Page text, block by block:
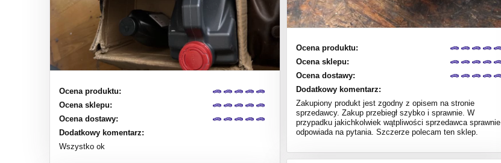
Ocena produktu:
Ocena sklepu:
Ocena dostawy:
Dodatkowy komentarz:
Wszystko ok
Ocena produktu:
Ocena sklepu:
Ocena dostawy:
Dodatkowy komentarz:
Zakupiony produkt jest zgodny z opisem na stronie
sprzedawcy. Zakup przebiegł szybko i sprawnie. W
przypadku jakichkolwiek wątpliwości sprzedawca sprawnie
odpowiada na pytania. Szczerze polecam ten sklep.